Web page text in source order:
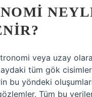
veya uzay
tüm gök
bu yöndeki
Tüm bu